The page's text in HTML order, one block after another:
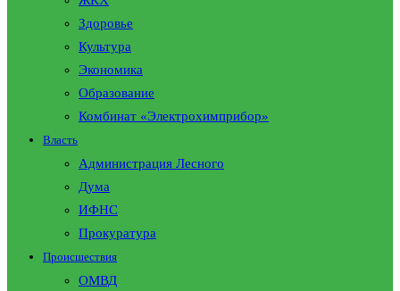
Здоровье
Культура
Экономика
Образование
Комбинат «Электрохимприбор»
Власть
Администрация Лесного
Дума
ИФНС
Прокуратура
Происшествия
ОМВД